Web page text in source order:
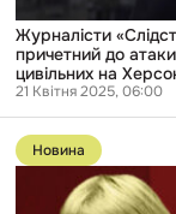
на
Херсонщині
Журналісти
причетний до
цивільних на
21 Квітня 2025, 06:00
Перейти
до
публікації
Росіянок,
Новина